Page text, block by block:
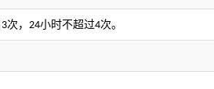
3次， 24小时不超过4次。